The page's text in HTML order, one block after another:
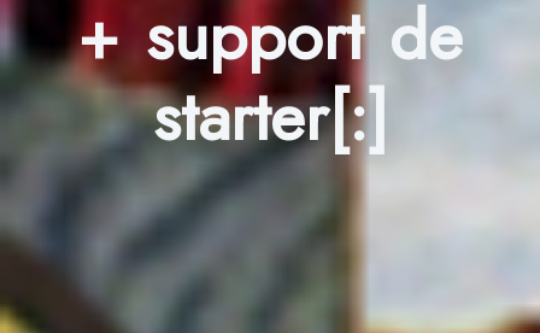
+ support de
starter[:]